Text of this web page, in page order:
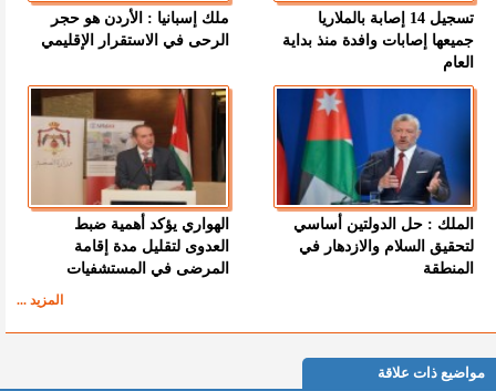
تسجيل 14 إصابة بالملاريا
جميعها إصابات وافدة منذ بداية
العام
ملك إسبانيا : الأردن هو حجر
الرحى في الاستقرار الإقليمي
الملك : حل الدولتين أساسي
لتحقيق السلام والازدهار في
المنطقة
الهواري يؤكد أهمية ضبط
العدوى لتقليل مدة إقامة
المرضى في المستشفيات
المزيد ...
مواضيع ذات علاقة